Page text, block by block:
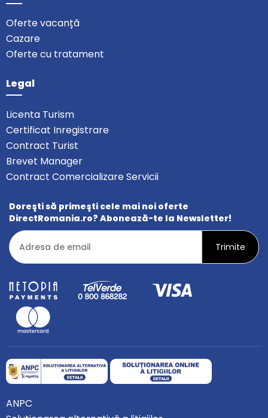
Oferte vacanță
Cazare
Oferte cu tratament
Legal
Licenta Turism
Certificat Inregistrare
Contract Turist
Brevet Manager
Contract Comercializare Servicii
Doreşti să primeşti cele mai noi oferte
DirectRomania.ro? Abonează-te la Newsletter!
ANPC